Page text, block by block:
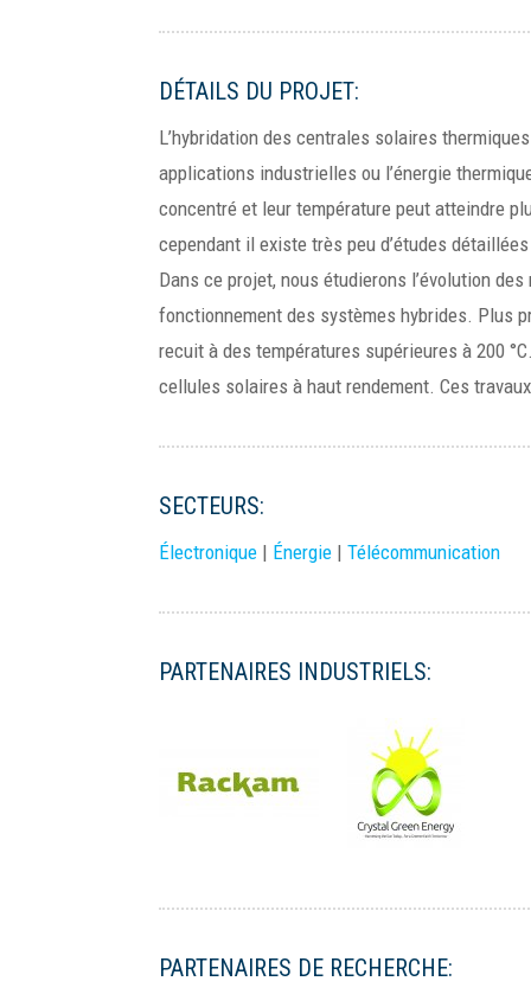
DÉTAILS DU PROJET:
L’hybridation des centrales solaires
applications industrielles ou l’énergie
concentré et leur température peut atteindre
cependant il existe très peu d’études
Dans ce projet, nous étudierons l’évolution
fonctionnement des systèmes hybrides. Plus
recuit à des températures supérieures à 200
cellules solaires à haut rendement. Ces
SECTEURS:
Électronique | Énergie |Télécommunication
PARTENAIRES INDUSTRIELS:
PARTENAIRES DE RECHERCHE: